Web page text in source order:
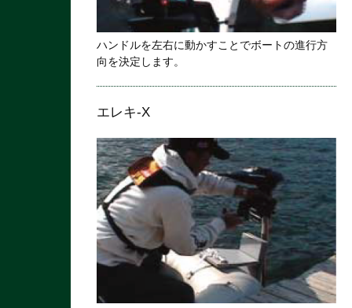
ハンドルを左右に動かすことでボートの進行方
向を決定します。
エレキ-X